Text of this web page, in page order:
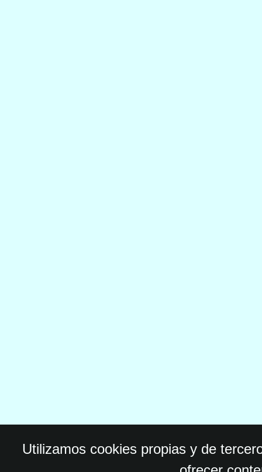
Utilizamos cookies propias y de